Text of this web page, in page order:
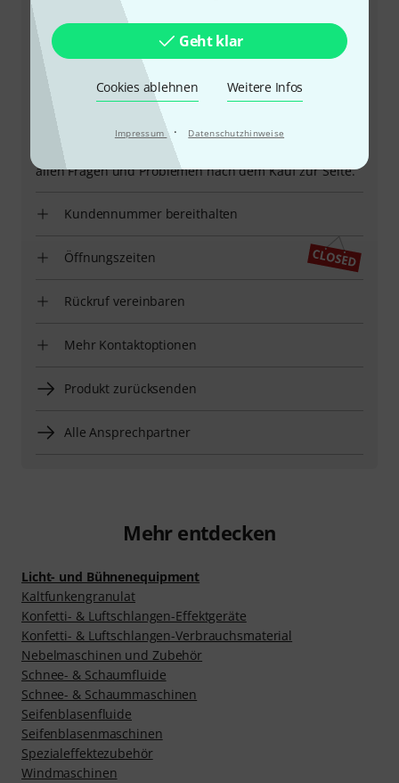
Geht klar
Cookies ablehnen Weitere Infos
Impressum · Datenschutzhinweise
+41-715670831
Unser Thomann Team Kundenservice steht Ihnen bei
allen Fragen und Problemen nach dem Kauf zur Seite.
Kundennummer bereithalten
Öffnungszeiten
Rückruf vereinbaren
Mehr Kontaktoptionen
Produkt zurücksenden
Alle Ansprechpartner
Mehr entdecken
Licht- und Bühnenequipment
Kaltfunkengranulat
Konfetti- & Luftschlangen-Effektgeräte
Konfetti- & Luftschlangen-Verbrauchsmaterial
Nebelmaschinen und Zubehör
Schnee- & Schaumfluide
Schnee- & Schaummaschinen
Seifenblasenfluide
Seifenblasenmaschinen
Spezialeffektezubehör
Windmaschinen